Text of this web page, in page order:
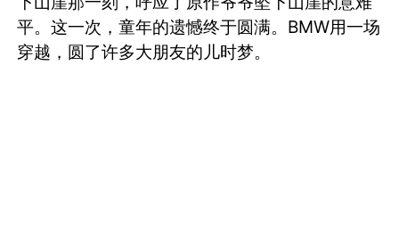
下山崖那一刻，呼应了原作爷爷坠下山崖的意难
平。这一次，童年的遗憾终于圆满。BMW用一场
穿越，圆了许多大朋友的儿时梦。